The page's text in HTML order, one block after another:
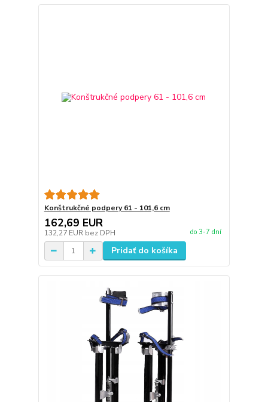
Konštrukčné podpery 61 - 101,6 cm
162,69 EUR
132,27 EUR bez DPH do 3-7 dní
Pridať do košíka